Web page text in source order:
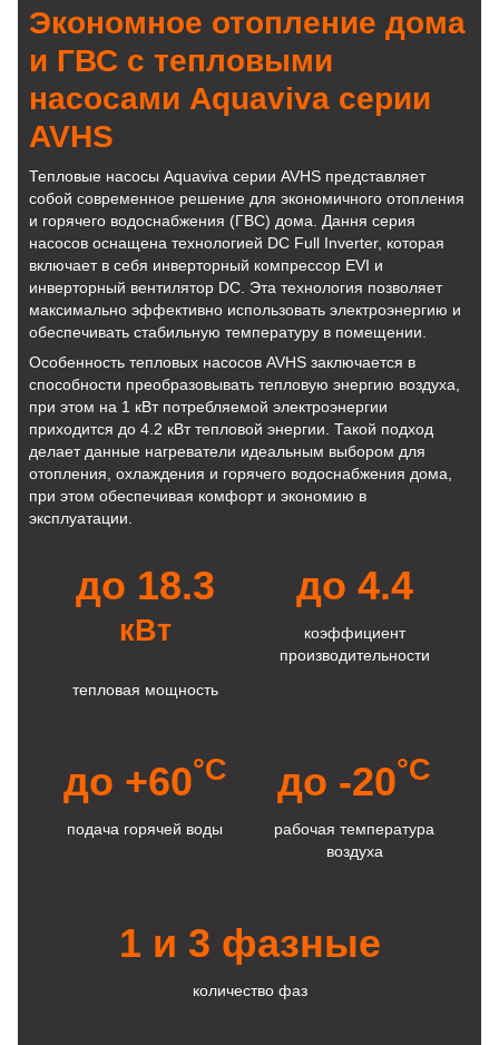
Экономное отопление дома
и ГВС с тепловыми
насосами Aquaviva серии
AVHS
Тепловые насосы Aquaviva серии AVHS представляет
собой современное решение для экономичного отопления
и горячего водоснабжения (ГВС) дома. Дання серия
насосов оснащена технологией DC Full Inverter, которая
включает в себя инверторный компрессор EVI и
инверторный вентилятор DC. Эта технология позволяет
максимально эффективно использовать электроэнергию и
обеспечивать стабильную температуру в помещении.
Особенность тепловых насосов AVHS заключается в
способности преобразовывать тепловую энергию воздуха,
при этом на 1 кВт потребляемой электроэнергии
приходится до 4.2 кВт тепловой энергии. Такой подход
делает данные нагреватели идеальным выбором для
отопления, охлаждения и горячего водоснабжения дома,
при этом обеспечивая комфорт и экономию в
эксплуатации.
до 18.3
кВт
тепловая мощность
до 4.4
коэффициент
производительности
до +60°C
подача горячей воды
до -20°C
рабочая температура
воздуха
1 и 3 фазные
количество фаз